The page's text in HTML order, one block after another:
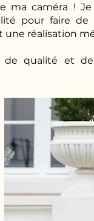
ma caméra !
pour faire
une réalisation
qualité et de